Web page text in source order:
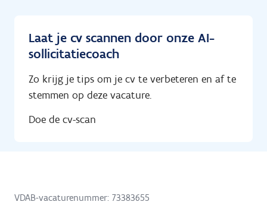
Laat je cv scannen door onze AI-
sollicitatiecoach
Zo krijg je tips om je cv te verbeteren en af te
stemmen op deze vacature.
Doe de cv-scan
VDAB-vacaturenummer: 73383655